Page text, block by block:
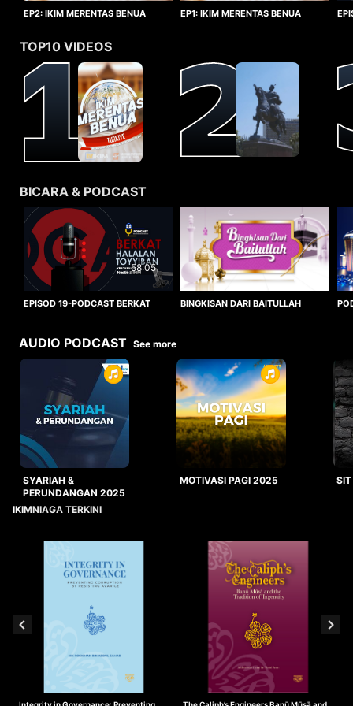
EP2: IKIM MERENTAS BENUA
EP1: IKIM MERENTAS BENUA
TOP10 VIDEOS
BICARA & PODCAST
58:05
EPISOD 19-PODCAST BERKAT
BINGKISAN DARI BAITULLAH
AUDIO PODCAST See more
SYARIAH &
PERUNDANGAN 2025
MOTIVASI PAGI 2025
IKIMNIAGA TERKINI